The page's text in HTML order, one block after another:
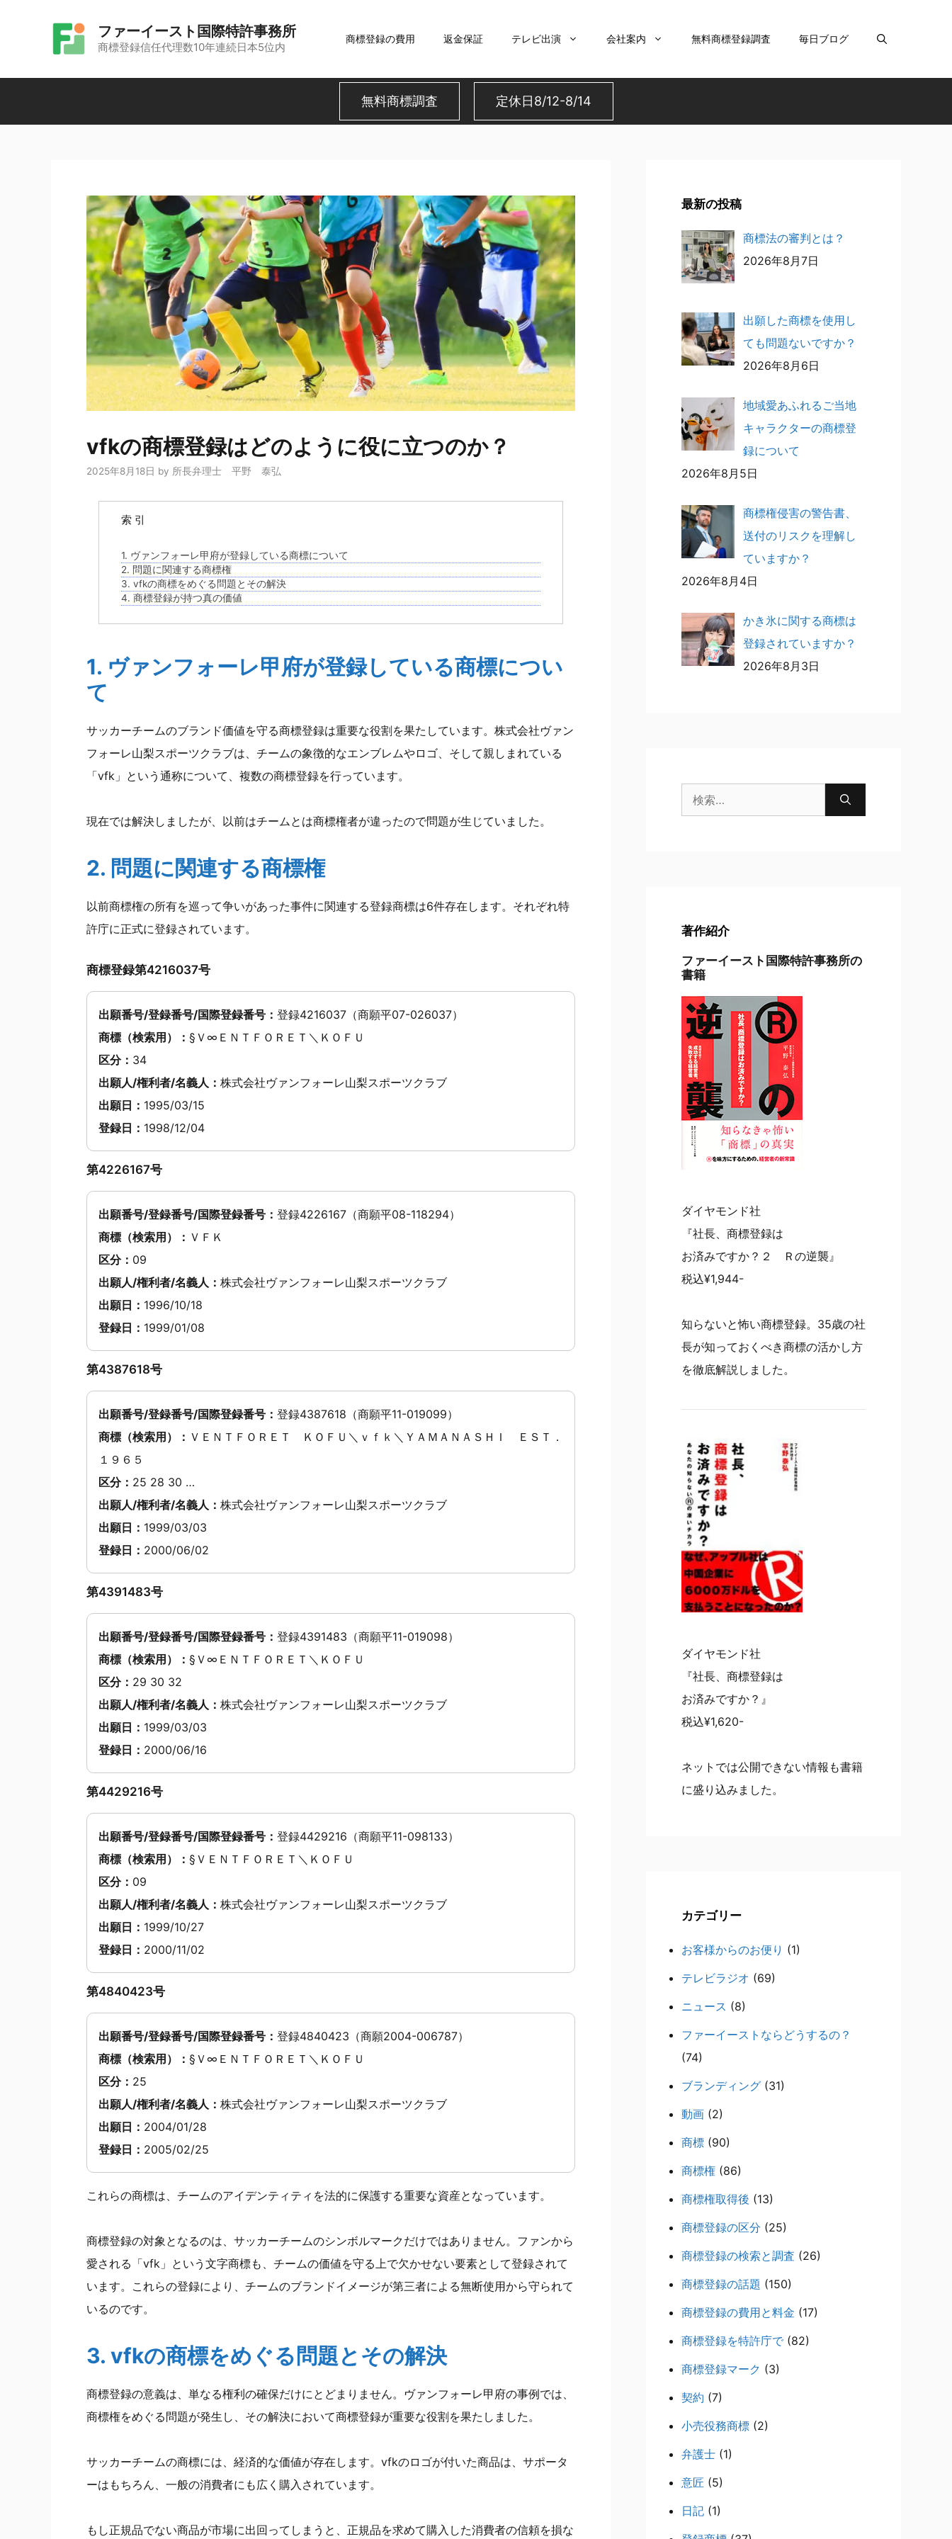
ン
へ
ファーイースト国際特許事務所
商標登録信任代理数10年連続日本5位内
商標登録の費用 返金保証 テレビ出演 会社案内 無料商標登録調査 毎日ブログ
無料商標調査 定休日8/12-8/14
vfkの商標登録はどのように役に立つのか？
2025年8月18日 by 所長弁理士 平野 泰弘
索 引
1. ヴァンフォーレ甲府が登録している商標について
2. 問題に関連する商標権
3. vfkの商標をめぐる問題とその解決
4. 商標登録が持つ真の価値
1. ヴァンフォーレ甲府が登録している商標につい
て
サッカーチームのブランド価値を守る商標登録は重要な役割を果たしています。株式会社ヴァン
フォーレ山梨スポーツクラブは、チームの象徴的なエンブレムやロゴ、そして親しまれている
「vfk」という通称について、複数の商標登録を行っています。
現在では解決しましたが、以前はチームとは商標権者が違ったので問題が生じていました。
2. 問題に関連する商標権
以前商標権の所有を巡って争いがあった事件に関連する登録商標は6件存在します。それぞれ特
許庁に正式に登録されています。
商標登録第4216037号
出願番号/登録番号/国際登録番号： 登録4216037（商願平07-026037）
商標（検索用）： §Ｖ∞ＥＮＴＦＯＲＥＴ＼ＫＯＦＵ
区分： 34
出願人/権利者/名義人： 株式会社ヴァンフォーレ山梨スポーツクラブ
出願日： 1995/03/15
登録日： 1998/12/04
第4226167号
出願番号/登録番号/国際登録番号： 登録4226167（商願平08-118294）
商標（検索用）： ＶＦＫ
区分： 09
出願人/権利者/名義人： 株式会社ヴァンフォーレ山梨スポーツクラブ
出願日： 1996/10/18
登録日： 1999/01/08
第4387618号
出願番号/登録番号/国際登録番号： 登録4387618（商願平11-019099）
商標（検索用）： ＶＥＮＴＦＯＲＥＴ ＫＯＦＵ＼ｖｆｋ＼ＹＡＭＡＮＡＳＨＩ ＥＳＴ．
１９６５
区分： 25 28 30 …
出願人/権利者/名義人： 株式会社ヴァンフォーレ山梨スポーツクラブ
出願日： 1999/03/03
登録日： 2000/06/02
第4391483号
出願番号/登録番号/国際登録番号： 登録4391483（商願平11-019098）
商標（検索用）： §Ｖ∞ＥＮＴＦＯＲＥＴ＼ＫＯＦＵ
区分： 29 30 32
出願人/権利者/名義人： 株式会社ヴァンフォーレ山梨スポーツクラブ
出願日： 1999/03/03
登録日： 2000/06/16
第4429216号
出願番号/登録番号/国際登録番号： 登録4429216（商願平11-098133）
商標（検索用）： §ＶＥＮＴＦＯＲＥＴ＼ＫＯＦＵ
区分： 09
出願人/権利者/名義人： 株式会社ヴァンフォーレ山梨スポーツクラブ
出願日： 1999/10/27
登録日： 2000/11/02
第4840423号
出願番号/登録番号/国際登録番号： 登録4840423（商願2004-006787）
商標（検索用）： §Ｖ∞ＥＮＴＦＯＲＥＴ＼ＫＯＦＵ
区分： 25
出願人/権利者/名義人： 株式会社ヴァンフォーレ山梨スポーツクラブ
出願日： 2004/01/28
登録日： 2005/02/25
これらの商標は、チームのアイデンティティを法的に保護する重要な資産となっています。
商標登録の対象となるのは、サッカーチームのシンボルマークだけではありません。ファンから
愛される「vfk」という文字商標も、チームの価値を守る上で欠かせない要素として登録されて
います。これらの登録により、チームのブランドイメージが第三者による無断使用から守られて
いるのです。
3. vfkの商標をめぐる問題とその解決
商標登録の意義は、単なる権利の確保だけにとどまりません。ヴァンフォーレ甲府の事例では、
商標権をめぐる問題が発生し、その解決において商標登録が重要な役割を果たしました。
サッカーチームの商標には、経済的な価値が存在します。vfkのロゴが付いた商品は、サポータ
ーはもちろん、一般の消費者にも広く購入されています。
もし正規品でない商品が市場に出回ってしまうと、正規品を求めて購入した消費者の信頼を損な
最新の投稿
商標法の審判とは？
2026年8月7日
出願した商標を使用し
ても問題ないですか？
2026年8月6日
地域愛あふれるご当地
キャラクターの商標登
録について
2026年8月5日
商標権侵害の警告書、
送付のリスクを理解し
ていますか？
2026年8月4日
かき氷に関する商標は
登録されていますか？
2026年8月3日
索:
著作紹介
ファーイースト国際特許事務所の
書籍
ダイヤモンド社
『社長、商標登録は
お済みですか？２ Ｒの逆襲』
税込¥1,944-
知らないと怖い商標登録。35歳の社
長が知っておくべき商標の活かし方
を徹底解説しました。
ダイヤモンド社
『社長、商標登録は
お済みですか？』
税込¥1,620-
ネットでは公開できない情報も書籍
に盛り込みました。
カテゴリー
お客様からのお便り (1)
テレビラジオ (69)
ニュース (8)
ファーイーストならどうするの？
(74)
ブランディング (31)
動画 (2)
商標 (90)
商標権 (86)
商標権取得後 (13)
商標登録の区分 (25)
商標登録の検索と調査 (26)
商標登録の話題 (150)
商標登録の費用と料金 (17)
商標登録を特許庁で (82)
商標登録マーク (3)
契約 (7)
小売役務商標 (2)
弁護士 (1)
意匠 (5)
日記 (1)